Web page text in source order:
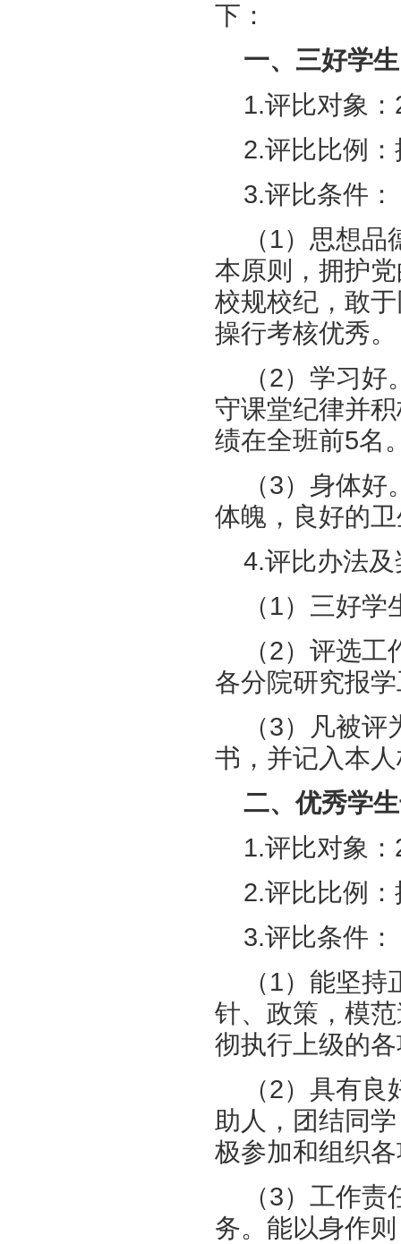
下：
一、三好学生
1.评比对象
2.评比比例
3.评比条件：
（1）思想
本原则，拥护
校规校纪，敢
操行考核优秀。
（2）学习
守课堂纪律并
绩在全班前5名
（3）身体
体魄，良好的
4.评比办法
（1）三好
（2）评选
各分院研究报
（3）凡被
书，并记入本
二、优秀学
1.评比对象
2.评比比例
3.评比条件：
（1）能坚
针、政策，模
彻执行上级的
（2）具有
助人，团结同
极参加和组织
（3）工作
务。能以身作